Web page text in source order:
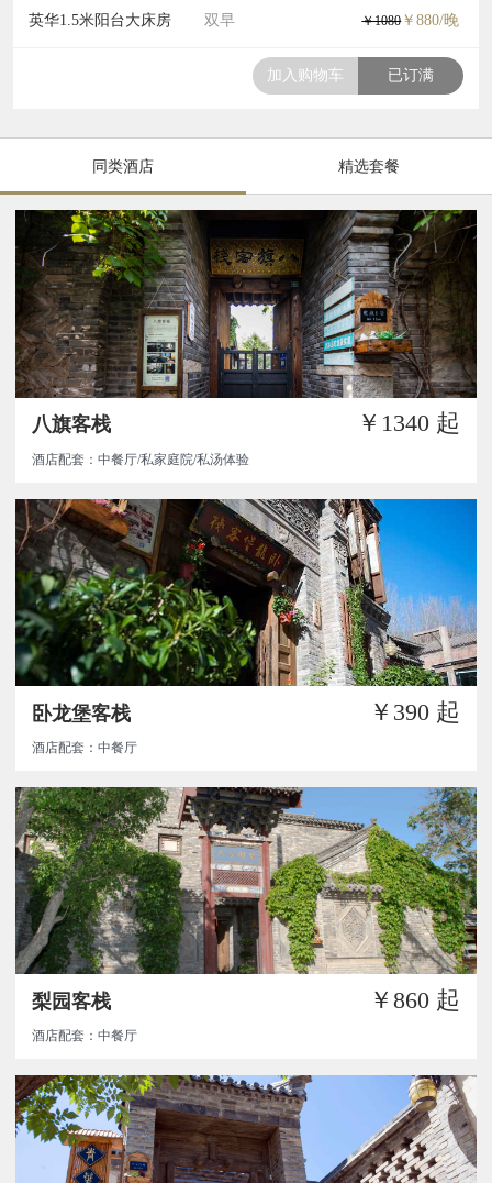
英华1.5米阳台大床房 双早 ￥1080￥880/晚
加入购物车 已订满
同类酒店 精选套餐
八旗客栈 ￥1340 起
酒店配套：中餐厅/私家庭院/私汤体验
卧龙堡客栈 ￥390 起
酒店配套：中餐厅
梨园客栈 ￥860 起
酒店配套：中餐厅